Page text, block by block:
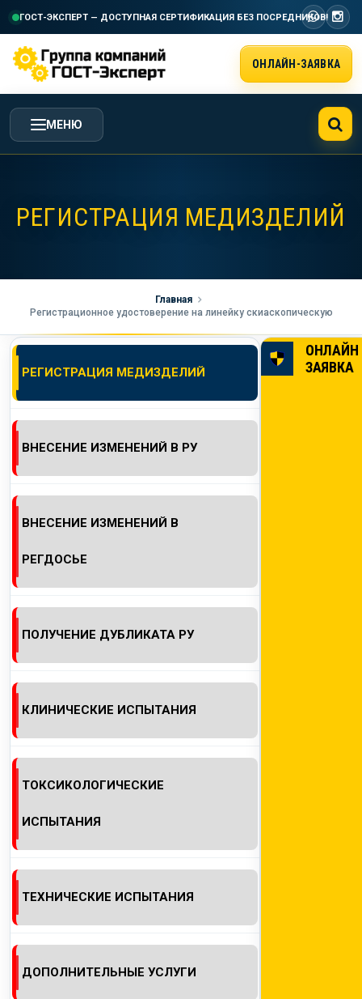
ГОСТ-ЭКСПЕРТ — ДОСТУПНАЯ СЕРТИФИКАЦИЯ БЕЗ ПОСРЕДНИКОВ!
ОНЛАЙН-ЗАЯВКА
МЕНЮ
УСЛУГИ ГК ГОСТ-ЭКСПЕРТ
СТОИМОСТЬ РАБОТ
НАША КОМПАНИЯ
КОНТАКТЫ
РЕГИСТРАЦИЯ МЕДИЗДЕЛИЙ
Главная
Регистрационное удостоверение на линейку скиаскопическую
РЕГИСТРАЦИЯ МЕДИЗДЕЛИЙ
ВНЕСЕНИЕ ИЗМЕНЕНИЙ В РУ
ВНЕСЕНИЕ ИЗМЕНЕНИЙ В
РЕГДОСЬЕ
ПОЛУЧЕНИЕ ДУБЛИКАТА РУ
КЛИНИЧЕСКИЕ ИСПЫТАНИЯ
ТОКСИКОЛОГИЧЕСКИЕ
ИСПЫТАНИЯ
ТЕХНИЧЕСКИЕ ИСПЫТАНИЯ
ДОПОЛНИТЕЛЬНЫЕ УСЛУГИ
ОНЛАЙН
ЗАЯВКА